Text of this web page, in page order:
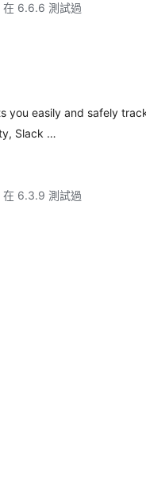
在 6.6.6 測試過
you easily and safely
Slack …
在 6.3.9 測試過